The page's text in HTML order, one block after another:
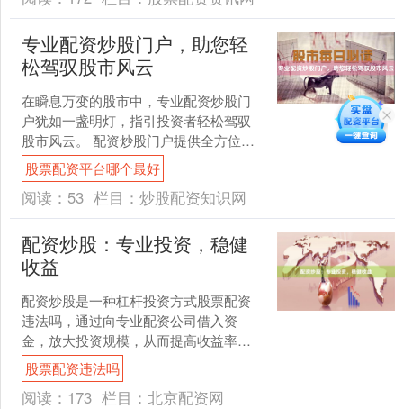
专业配资炒股门户，助您轻
松驾驭股市风云
在瞬息万变的股市中，专业配资炒股门
户犹如一盏明灯，指引投资者轻松驾驭
股市风云。 配资炒股门户提供全方位的
信息和服务，帮助投资者做出明智的投
资决策。实时行情、专业....
股票配资平台哪个最好
阅读： 53 栏目： 炒股配资知识网
配资炒股：专业投资，稳健
收益
配资炒股是一种杠杆投资方式股票配资
违法吗，通过向专业配资公司借入资
金，放大投资规模，从而提高收益率。
对于具备一定投资经验和风险承受能力
的投资者来说，配资炒股可以....
股票配资违法吗
阅读： 173 栏目： 北京配资网